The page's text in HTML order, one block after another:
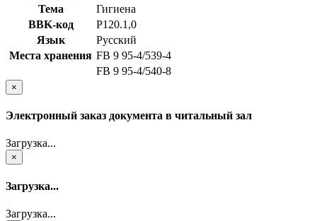
Тема
Гигиена
BBK-код
Р120.1,0
Язык
Русский
Места хранения FB 9 95-4/539-4
FB 9 95-4/540-8
×
Электронный заказ документа в читальный зал
Загрузка...
×
Загрузка...
Загрузка...